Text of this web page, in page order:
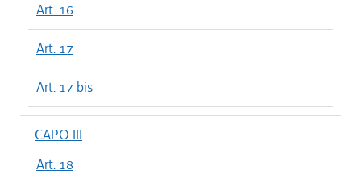
Art. 16
Art. 17
Art. 17 bis
CAPO III
Art. 18